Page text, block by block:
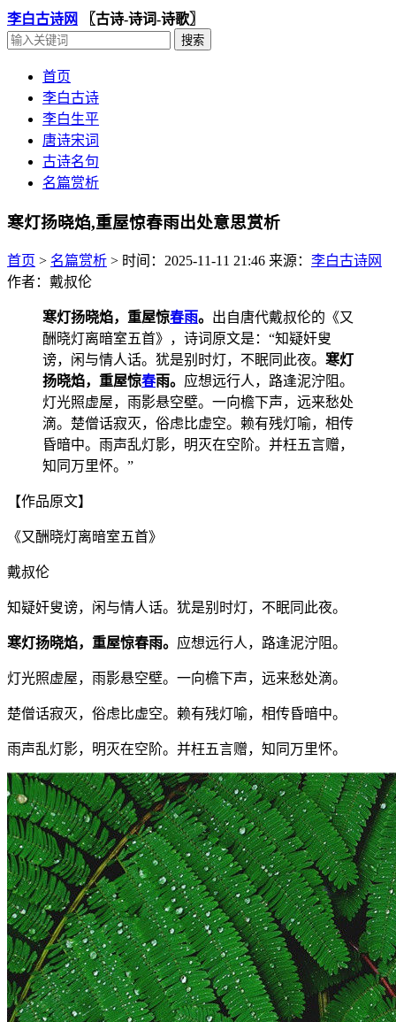
李白古诗网 〖古诗-诗词-诗歌〗
首页
李白古诗
李白生平
唐诗宋词
古诗名句
名篇赏析
寒灯扬晓焰,重屋惊春雨出处意思赏析
首页 > 名篇赏析 > 时间：2025-11-11 21:46 来源： 李白古诗网
作者：戴叔伦
寒灯扬晓焰，重屋惊春雨。 出自唐代戴叔伦的《又
酬晓灯离暗室五首》，诗词原文是：“知疑奸叟
谤，闲与情人话。犹是别时灯，不眠同此夜。 寒灯
扬晓焰，重屋惊春雨。 应想远行人，路逢泥泞阻。
灯光照虚屋，雨影悬空壁。一向檐下声，远来愁处
滴。楚僧话寂灭，俗虑比虚空。赖有残灯喻，相传
昏暗中。雨声乱灯影，明灭在空阶。并枉五言赠，
知同万里怀。”
【作品原文】
《又酬晓灯离暗室五首》
戴叔伦
知疑奸叟谤，闲与情人话。犹是别时灯，不眠同此夜。
寒灯扬晓焰，重屋惊春雨。 应想远行人，路逢泥泞阻。
灯光照虚屋，雨影悬空壁。一向檐下声，远来愁处滴。
楚僧话寂灭，俗虑比虚空。赖有残灯喻，相传昏暗中。
雨声乱灯影，明灭在空阶。并枉五言赠，知同万里怀。